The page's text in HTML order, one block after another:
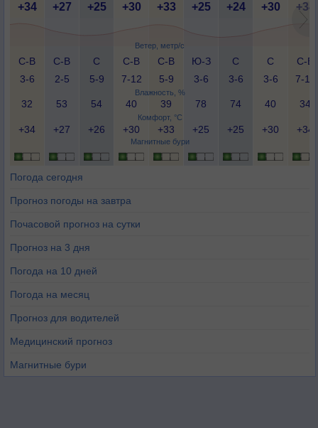
Ветер, метр/с
Влажность, %
Комфорт, °C
Магнитные бури
+34 +27 +25 +30 +33 +25 +24 +30 +34
С-В
3-6
С-В
2-5
С
5-9
С-В
7-12
С-В
5-9
Ю-З
3-6
С
3-6
С
3-6
С-В
7-12
32 53 54 40 39 78 74 40 34
+34 +27 +26 +30 +33 +25 +25 +30 +34
Погода сегодня
Прогноз погоды на завтра
Почасовой прогноз на сутки
Прогноз на 3 дня
Погода на 10 дней
Погода на месяц
Прогноз для водителей
Медицинский прогноз
Магнитные бури